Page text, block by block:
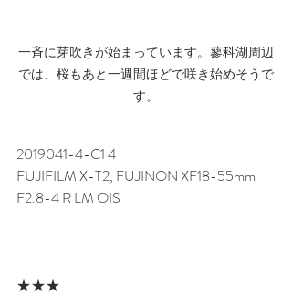
一斉に芽吹きが始まっています。蓼科湖周辺
では、桜もあと一週間ほどで咲き始めそうで
す。
2019041-4-C1 4
FUJIFILM X-T2, FUJINON XF18-55mm
F2.8-4 R LM OIS
★★★